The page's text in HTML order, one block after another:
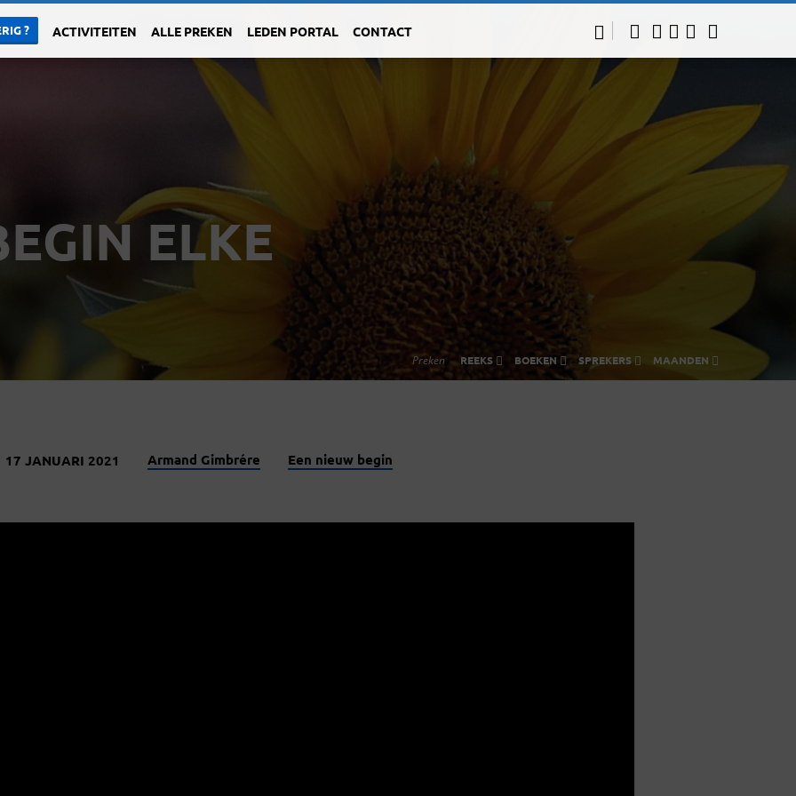
? ACTIVITEITEN ALLE PREKEN LEDEN PORTAL CONTACT
ELKE
Preken REEKS BOEKEN SPREKERS MAANDEN
17 JANUARI 2021 Armand Gimbrére Een nieuw begin